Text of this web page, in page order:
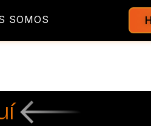
SOMOS